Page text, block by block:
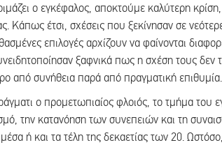
ο εγκέφαλος, αποκτούμε καλύτερη
Κάπως έτσι, σχέσεις που ξεκίνησαν σε
επιλογές αρχίζουν να φαίνονται
ξαφνικά πως η σχέση τους δεν
από συνήθεια παρά από πραγματική επιθυμία.
ο προμετωπιαίος φλοιός, το τμήμα του
την κατανόηση των συνεπειών και τη
ή και τα τέλη της δεκαετίας των 20.